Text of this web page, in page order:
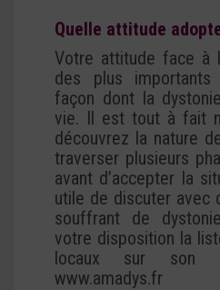
Quelle attitude
Votre attitude face à
des plus
façon dont la
vie. Il est tout à fait
découvrez la nature
traverser plusieurs
avant d’accepter la
utile de discuter avec
souffrant de
votre disposition la
locaux sur son
www.amadys.fr